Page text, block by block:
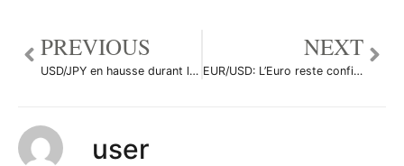
PREVIOUS
USD/JPY en hausse durant la séance en Asie
NEXT
EUR/USD: L’Euro reste confiné dans un range étroit avant une journée chargée
user